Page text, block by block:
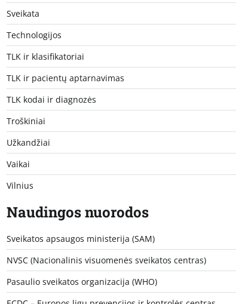
Sveikata
Technologijos
TLK ir klasifikatoriai
TLK ir pacientų aptarnavimas
TLK kodai ir diagnozės
Troškiniai
Užkandžiai
Vaikai
Vilnius
Naudingos nuorodos
Sveikatos apsaugos ministerija (SAM)
NVSC (Nacionalinis visuomenės sveikatos centras)
Pasaulio sveikatos organizacija (WHO)